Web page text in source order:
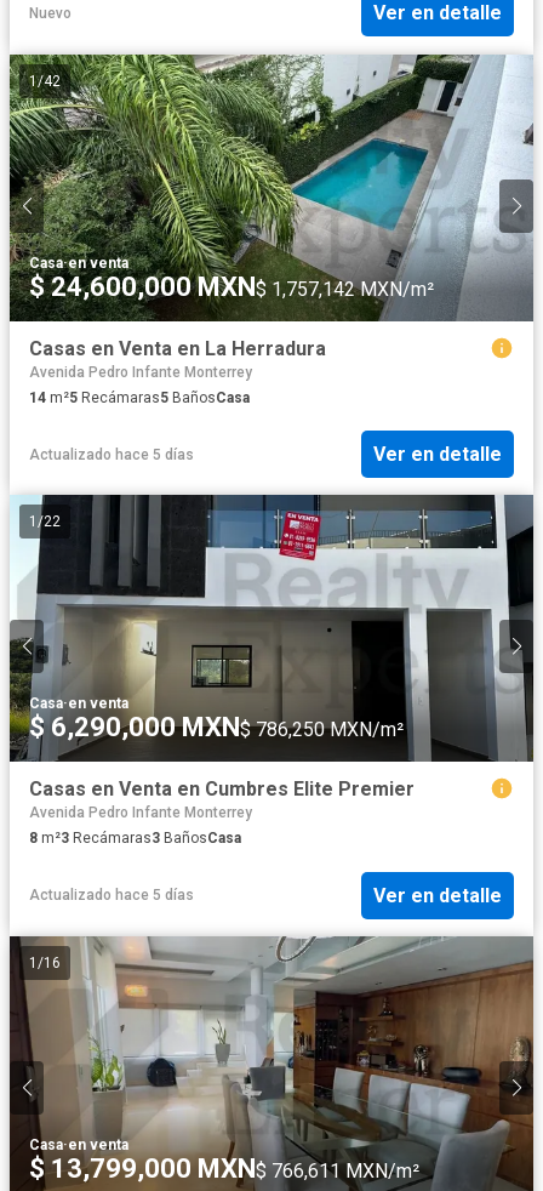
Nuevo Ver en detalle
1/42
Casa·en venta
$ 24,600,000 MXN$ 1,757,142 MXN/m²
Casas en Venta en La Herradura
Avenida Pedro Infante Monterrey
14 m²5 Recámaras5 BañosCasa
Actualizado hace 5 días Ver en detalle
1 /22
Casa·en venta
$ 6,290,000 MXN$ 786,250 MXN/m²
Casas en Venta en Cumbres Elite Premier
Avenida Pedro Infante Monterrey
8 m²3 Recámaras3 BañosCasa
Actualizado hace 5 días Ver en detalle
1 /16
Casa·en venta
$ 13,799,000 MXN$ 766,611 MXN/m²